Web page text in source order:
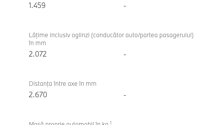
1.459 -
Lăţime inclusiv oglinzi (conducător auto/partea pasagerului)
în mm
2.072 -
Distanţa între axe în mm
2.670 -
1